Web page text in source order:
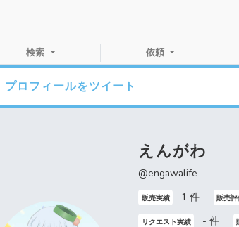
検索 依頼
プロフィールをツイート
えんがわ
@engawalife
販売実績 1 件 販売
リクエスト実績 - 件